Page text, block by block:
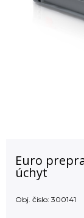
Euro
úchyt
Obj. čislo: 300141